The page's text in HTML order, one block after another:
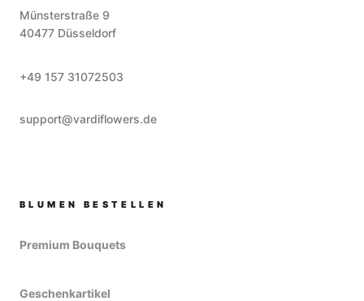
Münsterstraße 9
40477 Düsseldorf
+49 157 31072503
support@vardiflowers.de
BLUMEN BESTELLEN
Premium Bouquets
Geschenkartikel